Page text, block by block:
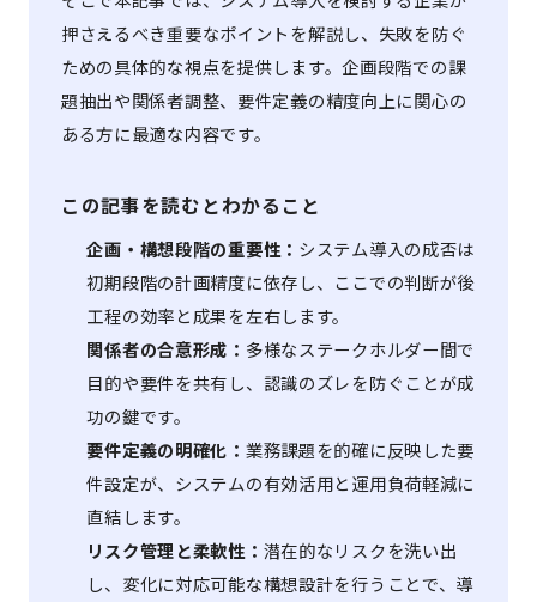
押さえるべき重要なポイントを解説し、失敗を防ぐ
ための具体的な視点を提供します。企画段階での課
題抽出や関係者調整、要件定義の精度向上に関心の
ある方に最適な内容です。
この記事を読むとわかること
企画・構想段階の重要性： システム導入の成否は
初期段階の計画精度に依存し、ここでの判断が後
工程の効率と成果を左右します。
関係者の合意形成： 多様なステークホルダー間で
目的や要件を共有し、認識のズレを防ぐことが成
功の鍵です。
要件定義の明確化： 業務課題を的確に反映した要
件設定が、システムの有効活用と運用負荷軽減に
直結します。
リスク管理と柔軟性： 潜在的なリスクを洗い出
し、変化に対応可能な構想設計を行うことで、導